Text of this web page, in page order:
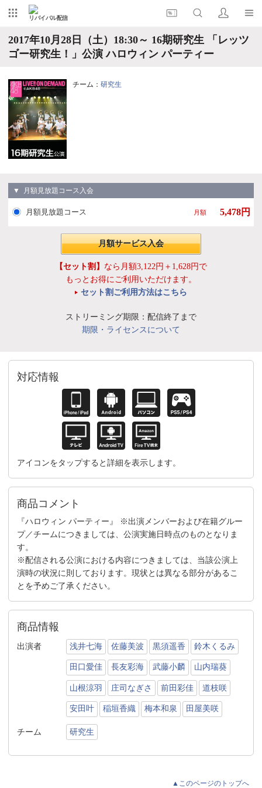
リバイバル配信
2017年10月28日（土）18:30～ 16期研究生 「レッツ
ゴー研究生！」公演 ハロウィン パーティー
チーム： 研究生
▼ 月額見放題コース入会
月額見放題コース 月額 5,478円
月額サービス入会
【セット割】 なら月額3,122円＋1,628円で
もっとお得にご利用いただけます。
セット割ご利用方法はこちら
ストリーミング期限：配信終了まで
期限・ライセンスについて
対応情報
アイコンをタップすると詳細を表示します。
商品コメント
『ハロウィン パーティー』 ※出演メンバーおよび在籍グルー
プ／チームにつきましては、公演実施日時点のものとなりま
す。
※配信される公演における内容につきましては、当該公演上
演時の状況に則しております。現状とは異なる部分があるこ
とを予めご了承ください。
商品情報
出演者 浅井七海 佐藤美波 黒須遥香 鈴木くるみ
田口愛佳 長友彩海 武藤小麟 山内瑞葵
山根涼羽 庄司なぎさ 前田彩佳 道枝咲
安田叶 稲垣香織 梅本和泉 田屋美咲
チーム 研究生
▲このページのトップへ